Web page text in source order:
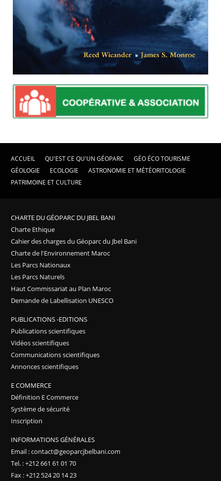
ACCUEIL QU'EST CE QU'UN GÉOPARC
GÉO ÉCO TOURISME
GÉOLOGIE
ECOLOGIE
ASTRONOMIE ET MÉTÉORITOLOGIE
PATRIMOINE ET CULTURE
CHARTE DU GÉOPARC DU JBEL BANI
Charte Ethique
Cahier des charges du Géoparc du Jbel Bani
Charte de l'Environnement Maroc
Les Parcs Nationaux
Les Parcs Naturels
Haut Commissariat au Plan Maroc
Demande de Labellisation UNESCO
PUBLICATIONS -EDITIONS
Publications scientifiques
Vidéos scientifiques
Communications scientifiques
Annonces scientifiques
E COMMERCE
Définition E Commerce
Système de sécurité
Inscription
INFORMATIONS GÉNÉRALES
Email : contact@geoparcjbelbani.com
Tel. : +212 661 61 01 70
Fax : +212 524 20 14 23